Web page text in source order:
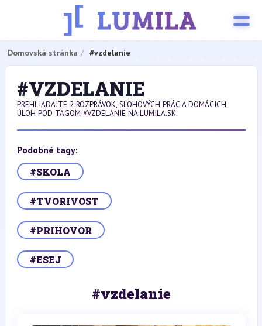
Domovská stránka #vzdelanie
#VZDELANIE
PREHLIADAJTE 2 ROZPRÁVOK, SLOHOVÝCH PRÁC A DOMÁCICH
ÚLOH POD TAGOM #VZDELANIE NA LUMILA.SK
Podobné tagy:
#SKOLA
#TVORIVOST
#PRIHOVOR
#ESEJ
#vzdelanie